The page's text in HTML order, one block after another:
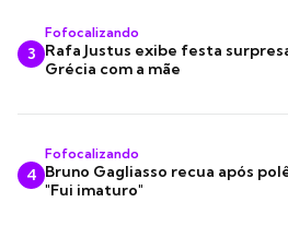
3
Fofocalizando
Rafa Justus exibe festa
Grécia com a mãe
4
Fofocalizando
Bruno Gagliasso recua após
"Fui imaturo"